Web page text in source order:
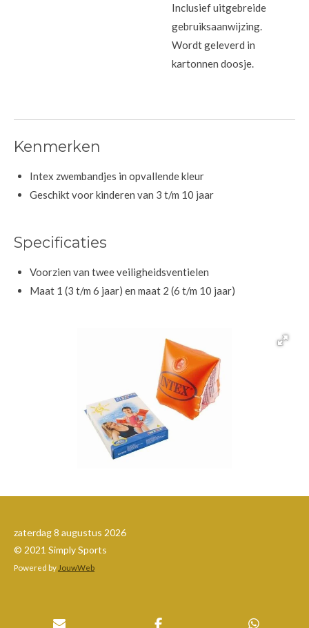
Inclusief uitgebreide
gebruiksaanwijzing.
Wordt geleverd in
kartonnen doosje.
Kenmerken
Intex zwembandjes in opvallende kleur
Geschikt voor kinderen van 3 t/m 10 jaar
Specificaties
Voorzien van twee veiligheidsventielen
Maat 1 (3 t/m 6 jaar) en maat 2 (6 t/m 10 jaar)
zaterdag 8 augustus 2026
© 2021 Simply Sports
Powered by JouwWeb